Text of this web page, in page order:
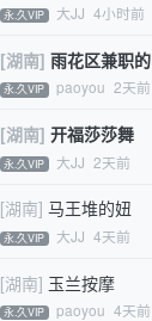
永.久VIP 大JJ 4小时前
[湖南] 雨花区兼职的
永.久VIP paoyou 2天前
[湖南] 开福莎莎舞
永.久VIP 大JJ 2天前
[湖南] 马王堆的妞
永.久VIP 大JJ 4天前
[湖南] 玉兰按摩
永.久VIP paoyou 4天前